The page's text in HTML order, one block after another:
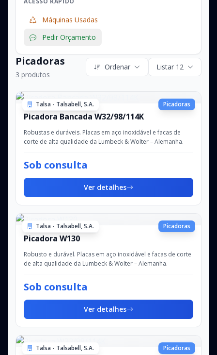
Máquinas Usadas
Pedir Orçamento
Picadoras
3 produtos
Ordenar Listar 12
Talsa - Talsabell, S.A. Picadoras
Picadora Bancada W32/98/114K
Robustas e duráveis. Placas em aço inoxidável e facas de
corte de alta qualidade da Lumbeck & Wolter – Alemanha.
Sob consulta
Ver detalhes
Talsa - Talsabell, S.A. Picadoras
Picadora W130
Robusto e durável. Placas em aço inoxidável e facas de corte
de alta qualidade da Lumbeck & Wolter – Alemanha.
Sob consulta
Ver detalhes
Talsa - Talsabell, S.A. Picadoras